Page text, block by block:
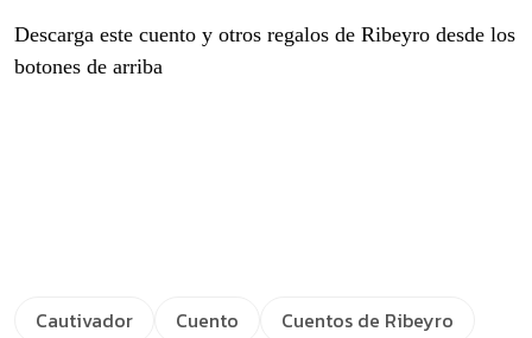
Descarga este cuento y otros regalos de Ribeyro desde los
botones de arriba
Cautivador Cuento Cuentos de Ribeyro